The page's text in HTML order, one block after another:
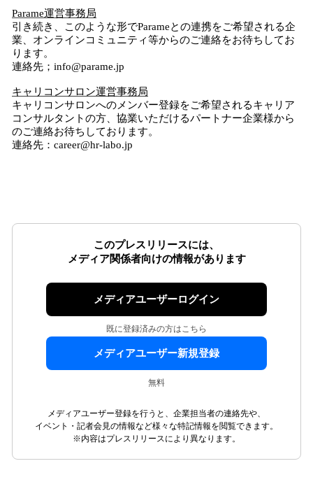
Parame運営事務局
引き続き、このような形でParameとの連携をご希望される企
業、オンラインコミュニティ等からのご連絡をお待ちしてお
ります。
連絡先；info@parame.jp
キャリコンサロン運営事務局
キャリコンサロンへのメンバー登録をご希望されるキャリア
コンサルタントの方、協業いただけるパートナー企業様から
のご連絡お待ちしております。
連絡先：career@hr-labo.jp
このプレスリリースには、
メディア関係者向けの情報があります
メディアユーザーログイン
既に登録済みの方はこちら
メディアユーザー新規登録
無料
メディアユーザー登録を行うと、企業担当者の連絡先や、
イベント・記者会見の情報など様々な特記情報を閲覧できます。
※内容はプレスリリースにより異なります。